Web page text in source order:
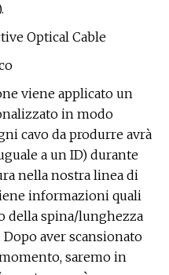
viene applicato un
in modo
cavo da produrre avrà
a un ID) durante
nella nostra linea di
informazioni quali
della spina/lunghezza
aver scansionato
saremo in